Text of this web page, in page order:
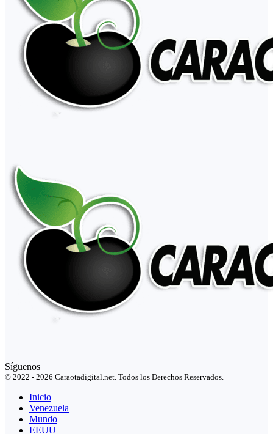
Síguenos
© 2022 - 2026 Caraotadigital.net. Todos los Derechos Reservados.
Inicio
Venezuela
Mundo
EEUU